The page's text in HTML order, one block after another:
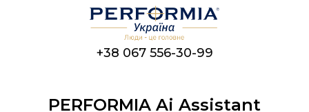
+38 067 556-30-99
PERFORMIA Ai Assistant